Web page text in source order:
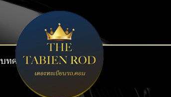
บทความ
เบอร์สวย VIP